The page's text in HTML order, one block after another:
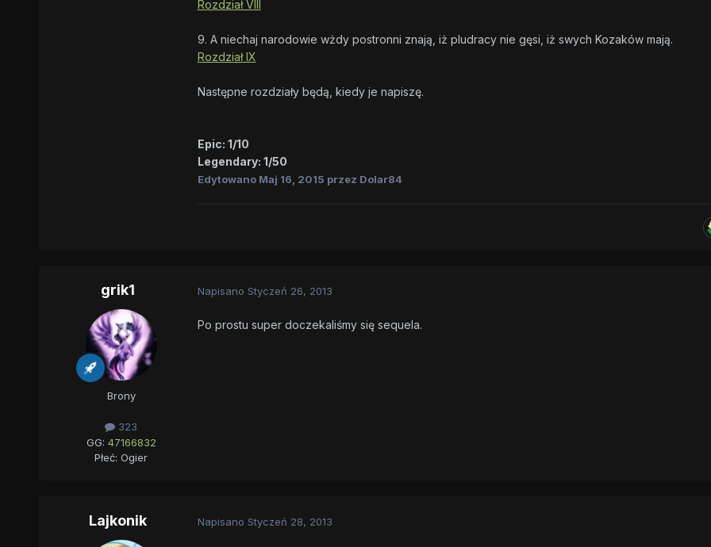
Rozdział VIII
9. A niechaj narodowie wżdy postronni znają, iż pludracy nie gęsi, iż swych Kozaków mają.
Rozdział IX
Następne rozdziały będą, kiedy je napiszę.
Epic: 1/10
Legendary: 1/50
Edytowano Maj 16, 2015 przez Dolar84
grik1
Brony
323
GG: 47166832
Płeć: Ogier
Napisano Styczeń 26, 2013
Po prostu super doczekaliśmy się sequela.
Lajkonik Napisano Styczeń 28, 2013